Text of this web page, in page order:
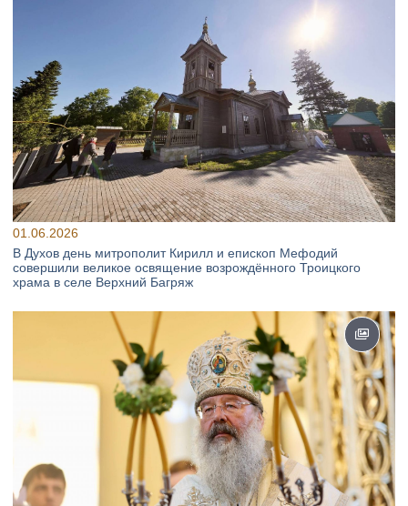
01.06.2026
В Духов день митрополит Кирилл и епископ Мефодий
совершили великое освящение возрождённого Троицкого
храма в селе Верхний Багряж